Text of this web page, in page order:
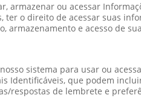
armazenar ou acessar
o direito de acessar suas
armazenamento e acesso de
sistema para usar ou
Identificáveis, que podem
respostas de lembrete e